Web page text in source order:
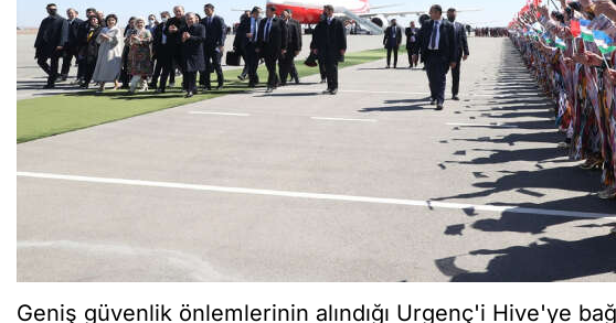
Geniş güvenlik önlemlerinin alındığı Urgenç'i Hive'ye